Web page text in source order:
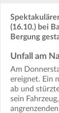
(16.10.) bei
Bergung
Unfall am
Am
ereignet. Ein
ab und
sein